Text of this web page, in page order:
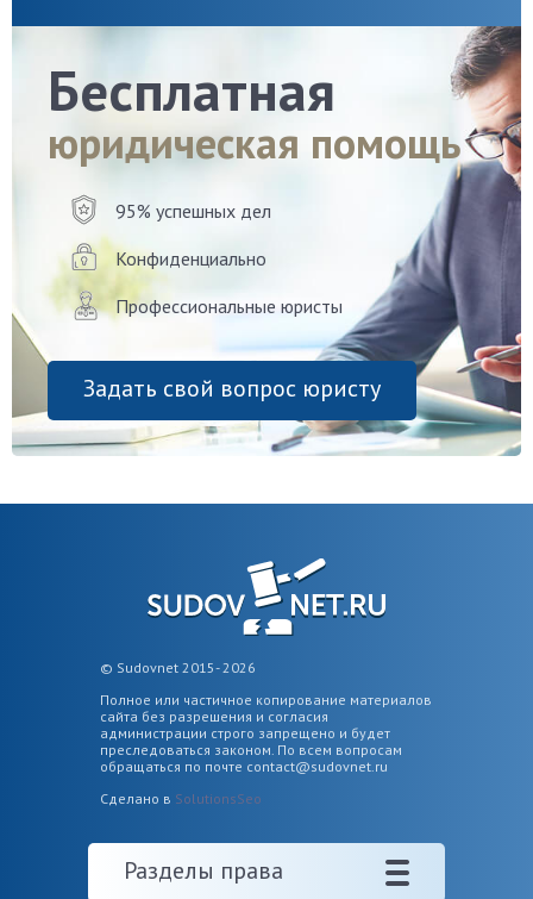
Бесплатная
юридическая помощь
95% успешных дел
Конфиденциально
Профессиональные юристы
Задать свой вопрос юристу
© Sudovnet 2015- 2026
Полное или частичное копирование материалов
сайта без разрешения и согласия
администрации строго запрещено и будет
преследоваться законом. По всем вопросам
обращаться по почте contact@sudovnet.ru
Сделано в SolutionsSeo
Разделы права